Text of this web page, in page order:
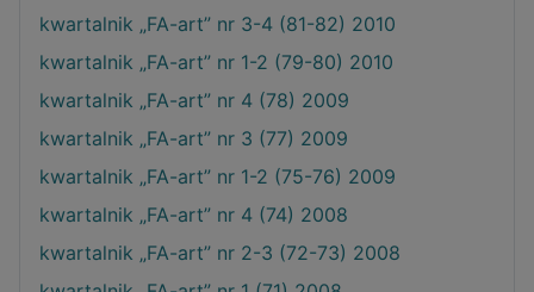
kwartalnik „FA-art” nr 3-4 (81-82) 2010
kwartalnik „FA-art” nr 1-2 (79-80) 2010
kwartalnik „FA-art” nr 4 (78) 2009
kwartalnik „FA-art” nr 3 (77) 2009
kwartalnik „FA-art” nr 1-2 (75-76) 2009
kwartalnik „FA-art” nr 4 (74) 2008
kwartalnik „FA-art” nr 2-3 (72-73) 2008